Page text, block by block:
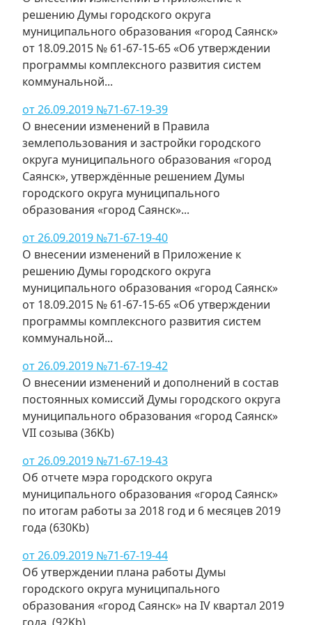
решению Думы городского округа
муниципального образования «город Саянск»
от 18.09.2015 № 61-67-15-65 «Об утверждении
программы комплексного развития систем
коммунальной...
от 26.09.2019 №71-67-19-39
О внесении изменений в Правила
землепользования и застройки городского
округа муниципального образования «город
Саянск», утверждённые решением Думы
городского округа муниципального
образования «город Саянск»...
от 26.09.2019 №71-67-19-40
О внесении изменений в Приложение к
решению Думы городского округа
муниципального образования «город Саянск»
от 18.09.2015 № 61-67-15-65 «Об утверждении
программы комплексного развития систем
коммунальной...
от 26.09.2019 №71-67-19-42
О внесении изменений и дополнений в состав
постоянных комиссий Думы городского округа
муниципального образования «город Саянск»
VII созыва (36Kb)
от 26.09.2019 №71-67-19-43
Об отчете мэра городского округа
муниципального образования «город Саянск»
по итогам работы за 2018 год и 6 месяцев 2019
года (630Kb)
от 26.09.2019 №71-67-19-44
Об утверждении плана работы Думы
городского округа муниципального
образования «город Саянск» на IV квартал 2019